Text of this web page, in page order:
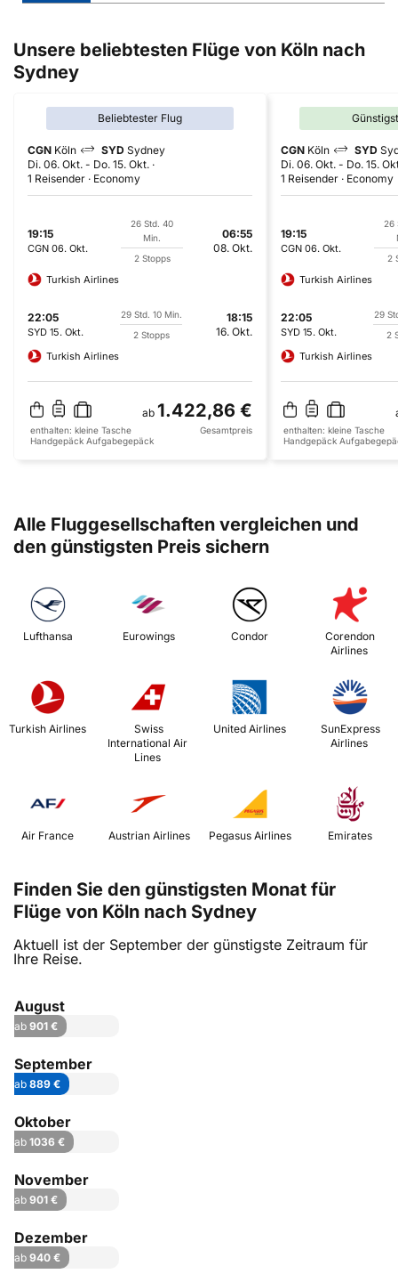
Unsere beliebtesten Flüge von Köln nach
Sydney
Beliebtester Flug
CGN Köln SYD Sydney
Di. 06. Okt. - Do. 15. Okt.
1 Reisender
Economy
19:15
CGN 06. Okt.
26 Std. 40
Min.
2 Stopps
06:55
08. Okt.
Turkish Airlines
22:05
SYD 15. Okt.
29 Std. 10 Min.
2 Stopps
18:15
16. Okt.
Turkish Airlines
ab 1.422,86 €
enthalten: kleine Tasche
Handgepäck Aufgabegepäck
Gesamtpreis
CGN Köln SYD
Di. 06. Okt. - Do. 15.
1 Reisender
Economy
19:15
CGN 06. Okt.
26
2
Turkish Airlines
22:05
SYD 15. Okt.
29
2
Turkish Airlines
enthalten: kleine Tasche
Handgepäck
Alle Fluggesellschaften vergleichen und
den günstigsten Preis sichern
Lufthansa Eurowings Condor
Corendon
Airlines
Turkish Airlines
International Air
Lines
United Airlines
Airlines
Air France Austrian Airlines Emirates
Finden Sie den günstigsten Monat für
Flüge von Köln nach Sydney
Aktuell ist der September der günstigste Zeitraum für
Ihre Reise.
August
ab 901 €
September
ab 889 €
Oktober
ab 1036 €
November
ab 901 €
Dezember
ab 940 €